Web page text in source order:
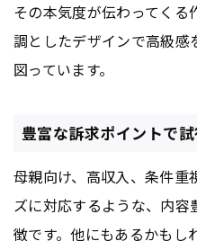
その本気度が伝わってくる
調としたデザインで高級感
図っています。
豊富な訴求ポイントで
母親向け、高収入、条件重
ズに対応するような、内
徴です。他にもあるかもし